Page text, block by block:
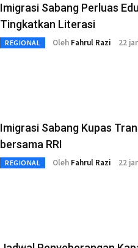
Imigrasi Sabang Perluas
Tingkatkan Literasi
REGIONAL Oleh Fahrul Razi 22
Imigrasi Sabang Kupas
bersama RRI
REGIONAL Oleh Fahrul Razi 22